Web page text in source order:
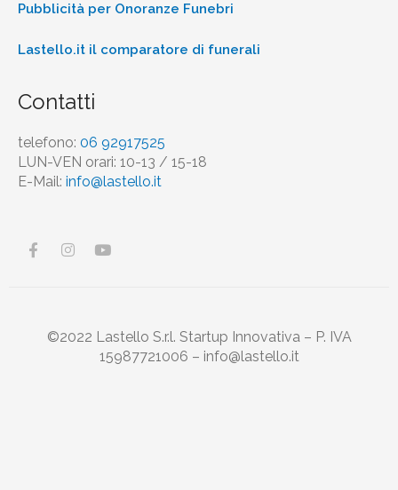
Pubblicità per Onoranze Funebri
Lastello.it il comparatore di funerali
Contatti
telefono: 06 92917525
LUN-VEN orari: 10-13 / 15-18
E-Mail: info@lastello.it
F
a
I
n
r
a
Y
o
e
©2022 Lastello S.r.l. Startup Innovativa – P. IVA
15987721006 – info@lastello.it